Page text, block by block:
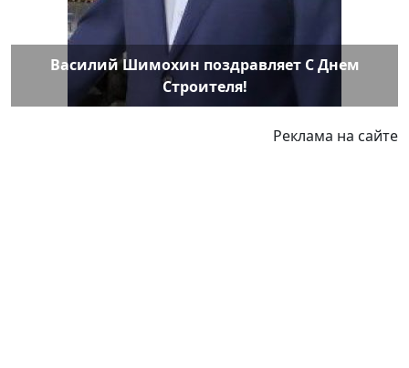
Василий Шимохин поздравляет С Днем
Строителя!
Реклама на сайте